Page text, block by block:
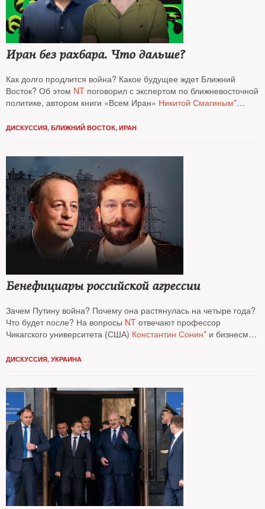
Иран без рахбара. Что дальше?
Как долго продлится война? Какое будущее ждет Ближний
Восток? Об этом NT поговорил с экспертом по ближневосточной
политике, автором книги «Всем Иран» Никитой Смагиным*
Шарпом
ДИСКУССИЯ, БЛИЖНИЙ ВОСТОК, ИРАН
Бенефициары российской агрессии
Зачем Путину война? Почему она растянулась на четыре года?
Что будет после? На вопросы NT отвечают профессор
Чикагского университета (США) Константин Сонин* и бизнесмен
ДИСКУССИЯ, УКРАИНА